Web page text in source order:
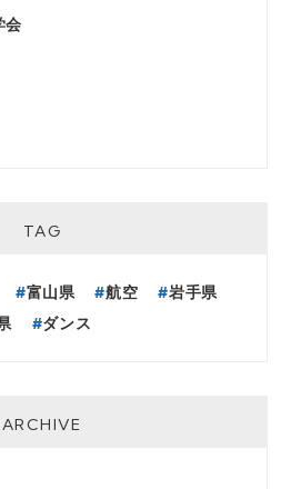
会
TAG
富山県 航空
岩手県
ダンス
ARCHIVE